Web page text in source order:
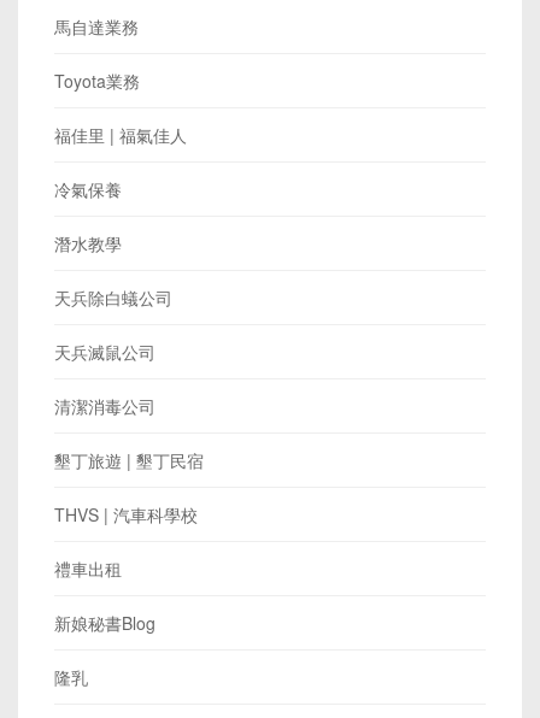
馬自達業務
Toyota業務
福佳里 | 福氣佳人
冷氣保養
潛水教學
天兵除白蟻公司
天兵滅鼠公司
清潔消毒公司
墾丁旅遊 | 墾丁民宿
THVS | 汽車科學校
禮車出租
新娘秘書Blog
隆乳